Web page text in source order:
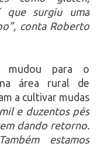
que surgiu uma
conta Roberto
mudou para o
área rural de
a cultivar mudas
e duzentos pés
dando retorno.
estamos